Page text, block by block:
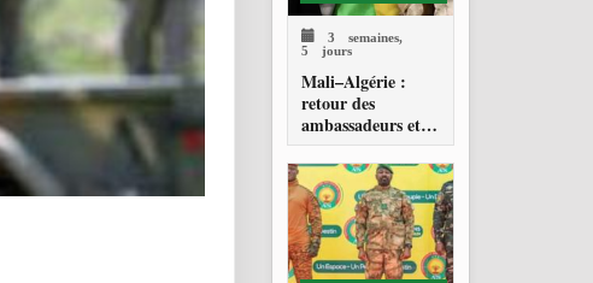
3 semaines,
5 jours
Mali–Algérie :
retour des
ambassadeurs et
réouverture des
espaces aériens